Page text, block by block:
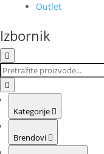
Outlet
Izbornik
Kategorije
Brendovi